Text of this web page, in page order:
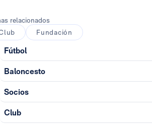
relacionados
Fundación
Fútbol
Baloncesto
Socios
Club